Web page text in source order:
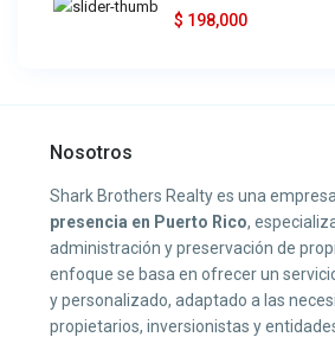
$ 198,000
Nosotros
Shark Brothers Realty es una
presencia en Puerto Rico,
administración y preservación de
enfoque se basa en ofrecer un
y personalizado, adaptado a las
propietarios, inversionistas y